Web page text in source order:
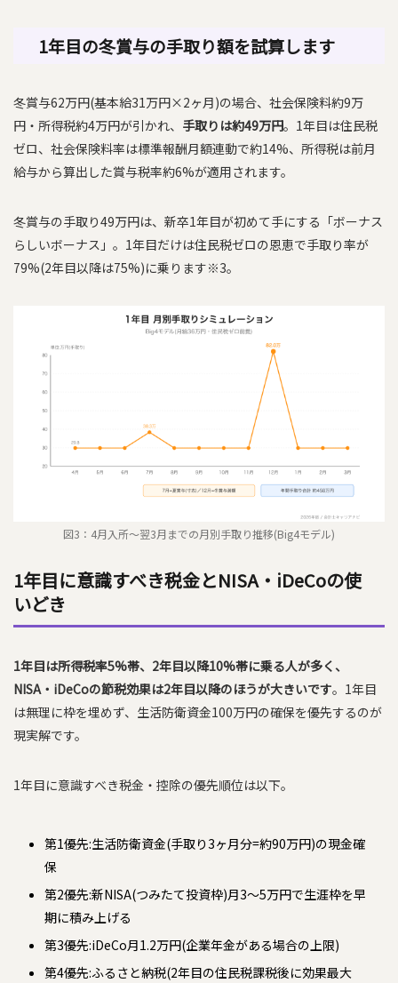
1年目の冬賞与の手取り額を試算します
冬賞与62万円(基本給31万円×2ヶ月)の場合、社会保険料約9万
円・所得税約4万円が引かれ、 手取りは約49万円。1年目は住民税
ゼロ、社会保険料率は標準報酬月額連動で約14%、所得税は前月
給与から算出した賞与税率約6%が適用されます。
冬賞与の手取り49万円は、新卒1年目が初めて手にする「ボーナス
らしいボーナス」。1年目だけは住民税ゼロの恩恵で手取り率が
79%(2年目以降は75%)に乗ります※3。
図3：4月入所〜翌3月までの月別手取り推移(Big4モデル)
1年目に意識すべき税金とNISA・iDeCoの使
いどき
1年目は所得税率5%帯、2年目以降10%帯に乗る人が多く、
NISA・iDeCoの節税効果は2年目以降のほうが大きいです。1年目
は無理に枠を埋めず、生活防衛資金100万円の確保を優先するのが
現実解です。
1年目に意識すべき税金・控除の優先順位は以下。
第1優先:生活防衛資金(手取り3ヶ月分=約90万円)の現金確
保
第2優先:新NISA(つみたて投資枠)月3〜5万円で生涯枠を早
期に積み上げる
第3優先:iDeCo月1.2万円(企業年金がある場合の上限)
第4優先:ふるさと納税(2年目の住民税課税後に効果最大